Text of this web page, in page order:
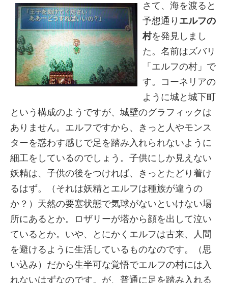
さて、海を渡ると
予想通り エルフの
村を発見しまし
た。名前はズバリ
「エルフの村」で
す。コーネリアの
ように城と城下町
という構成のようですが、城壁のグラフィックは
ありません。エルフですから、きっと人やモンス
ターを惑わす感じで足を踏み入れられないように
細工をしているのでしょう。子供にしか見えない
妖精は、子供の後をつければ、きっとたどり着け
るはず。（それは妖精とエルフは種族が違うの
か？）天然の要塞状態で気球がないといけない場
所にあるとか。ロザリーが塔から顔を出して泣い
ているとか。いや、とにかくエルフは古来、人間
を避けるように生活しているものなのです。（思
い込み）だから生半可な覚悟でエルフの村には入
れないはずなのです。が、普通に足を踏み入れる